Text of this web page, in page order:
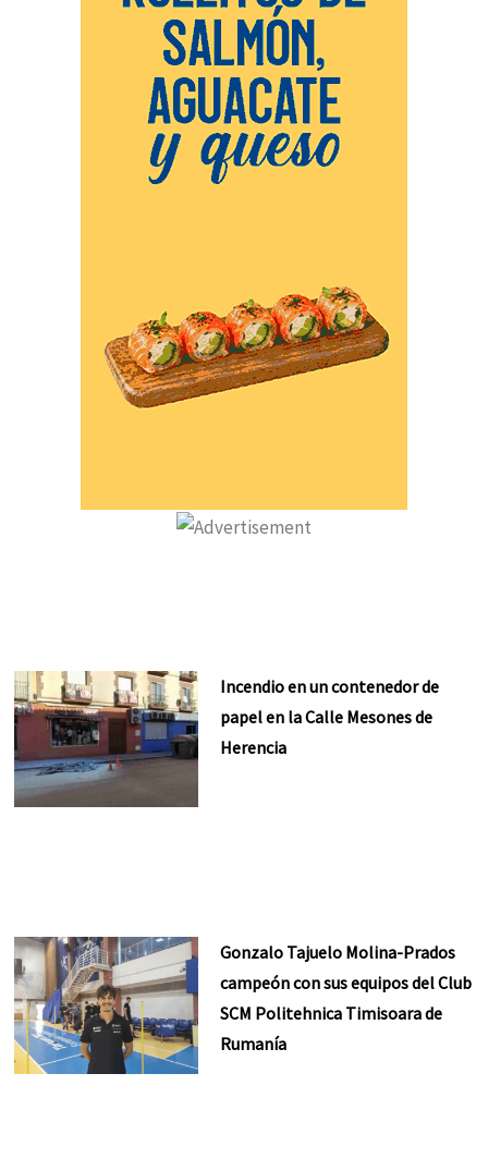
Incendio en un contenedor de
papel en la Calle Mesones de
Herencia
Gonzalo Tajuelo Molina-Prados
campeón con sus equipos del Club
SCM Politehnica Timisoara de
Rumanía